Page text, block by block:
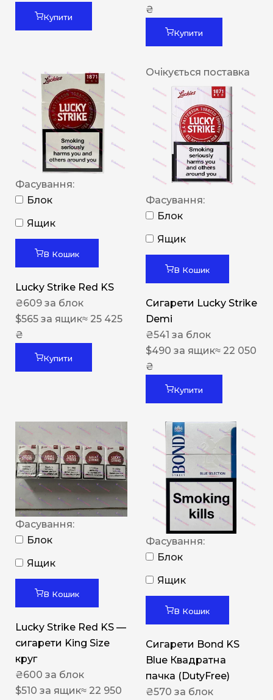
Купити
₴
Купити
Фасування:
Блок
Ящик
В Кошик
Lucky Strike Red KS
₴609 за блок
$565 за ящик≈ 25 425
₴
Купити
Очікується поставка
Фасування:
Блок
Ящик
В Кошик
Сигарети Lucky Strike
Demi
₴541 за блок
$490 за ящик≈ 22 050
₴
Купити
Фасування:
Блок
Ящик
В Кошик
Lucky Strike Red KS —
сигарети King Size
круг
₴600 за блок
$510 за ящик≈ 22 950
Фасування:
Блок
Ящик
В Кошик
Сигарети Bond KS
Blue Квадратна
пачка (DutyFree)
₴570 за блок